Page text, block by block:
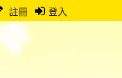
註冊 登入